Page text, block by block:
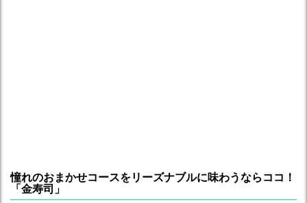
憧れのおまかせコースをリーズナブルに味わうならココ！
「金寿司」